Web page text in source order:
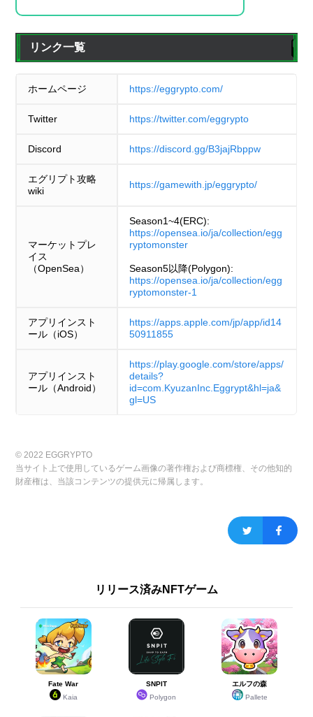
リンク一覧
ホームページ https://eggrypto.com/
Twitter https://twitter.com/eggrypto
Discord https://discord.gg/B3jajRbppw
エグリプト攻略
wiki
https://gamewith.jp/eggrypto/
マーケットプレ
イス
（OpenSea）
Season1~4(ERC):
https://opensea.io/ja/collection/egg
ryptomonster
Season5以降(Polygon):
https://opensea.io/ja/collection/egg
ryptomonster-1
アプリインスト
ール（iOS）
https://apps.apple.com/jp/app/id14
50911855
アプリインスト
ール（Android）
https://play.google.com/store/apps/
details?
id=com.KyuzanInc.Eggrypt&hl=ja&
gl=US
© 2022 EGGRYPTO
当サイト上で使用しているゲーム画像の著作権および商標権、その他知的
財産権は、当該コンテンツの提供元に帰属します。
リリース済みNFTゲーム
Fate War
Kaia
SNPIT
Polygon
エルフの森
Pallete